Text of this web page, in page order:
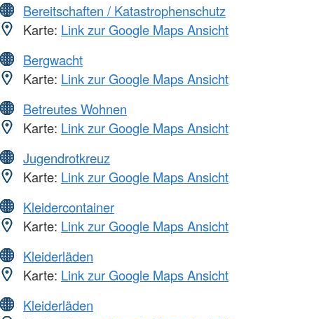
Bereitschaften / Katastrophenschutz
Karte: Link zur Google Maps Ansicht
Bergwacht
Karte: Link zur Google Maps Ansicht
Betreutes Wohnen
Karte: Link zur Google Maps Ansicht
Jugendrotkreuz
Karte: Link zur Google Maps Ansicht
Kleidercontainer
Karte: Link zur Google Maps Ansicht
Kleiderläden
Karte: Link zur Google Maps Ansicht
Kleiderläden